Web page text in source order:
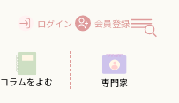
ログイン 会員登録
コラムをよむ 専門家